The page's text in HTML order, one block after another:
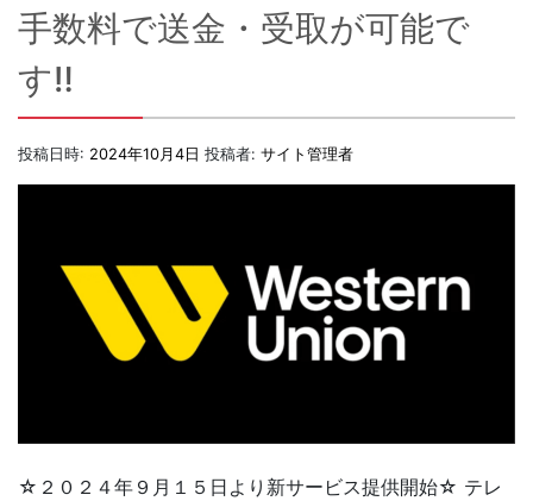
手数料で送金・受取が可能で
す‼
投稿日時: 2024年10月4日 投稿者: サイト管理者
☆２０２４年９月１５日より新サービス提供開始☆ テレ